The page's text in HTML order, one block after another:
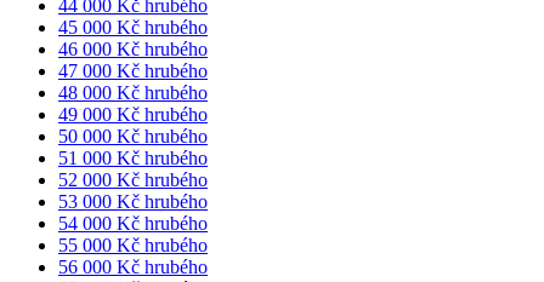
44 000 Kč hrubého
45 000 Kč hrubého
46 000 Kč hrubého
47 000 Kč hrubého
48 000 Kč hrubého
49 000 Kč hrubého
50 000 Kč hrubého
51 000 Kč hrubého
52 000 Kč hrubého
53 000 Kč hrubého
54 000 Kč hrubého
55 000 Kč hrubého
56 000 Kč hrubého